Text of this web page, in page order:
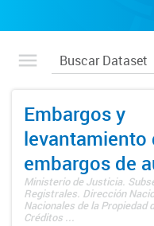
Embargos y
levantamiento
embargos de
Ministerio de Justicia.
Registrales. Dirección
Nacionales de la Propiedad
Créditos ...